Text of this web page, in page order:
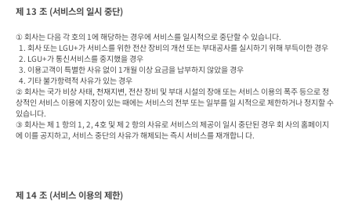
제 13 조 (서비스의 일시 중단)
① 회사는 다음 각 호의 1에 해당하는 경우에 서비스를 일시적으로 중단할 수 있습니다.
② 회사는 국가 비상 사태, 천재지변, 전산 장비 및 부대 시설의 장애 또는 서비스 이용의 폭주 등으로 정
상적인 서비스 이용에 지장이 있는 때에는 서비스의 전부 또는 일부를 일 시적으로 제한하거나 정지할 수
있습니다.
③ 회사는 제 1 항의 1, 2, 4호 및 제 2 항의 사유로 서비스의 제공이 일시 중단된 경우 회 사의 홈페이지
에 이를 공지하고, 서비스 중단의 사유가 해제되는 즉시 서비스를 재개합니 다.
제 14 조 (서비스 이용의 제한)